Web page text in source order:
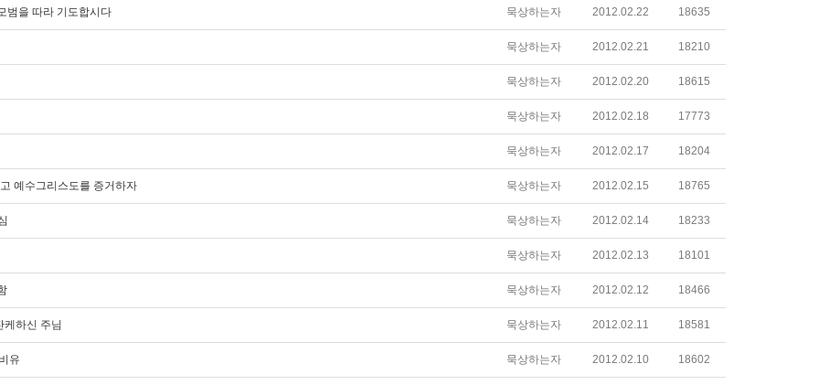
범을 따라 기도합시다 묵상하는자 2012.02.22 18635
묵상하는자 2012.02.21 18210
묵상하는자 2012.02.20 18615
묵상하는자 2012.02.18 17773
묵상하는자 2012.02.17 18204
예수그리스도를 증거하자 묵상하는자 2012.02.15 18765
묵상하는자 2012.02.14 18233
묵상하는자 2012.02.13 18101
묵상하는자 2012.02.12 18466
하신 주님 묵상하는자 2012.02.11 18581
유 묵상하는자 2012.02.10 18602